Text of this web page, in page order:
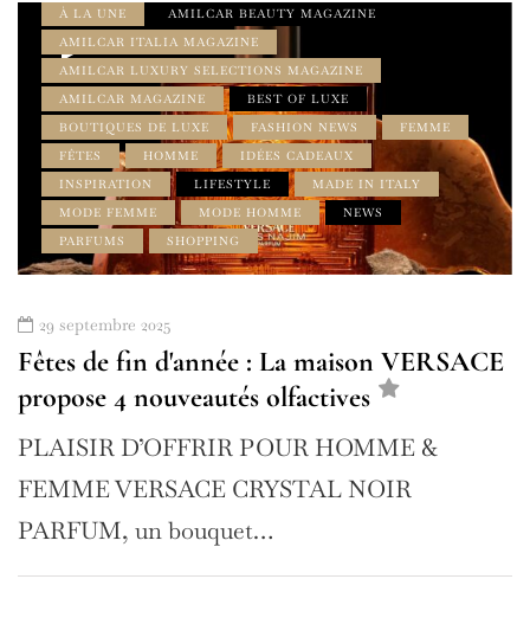
À LA UNE
AMILCAR BEAUTY MAGAZINE
AMILCAR ITALIA MAGAZINE
AMILCAR LUXURY SELECTIONS MAGAZINE
AMILCAR MAGAZINE
BEST OF LUXE
BOUTIQUES DE LUXE
FASHION NEWS
FEMME
FÊTES
HOMME
IDÉES CADEAUX
INSPIRATION
LIFESTYLE
MADE IN ITALY
MODE FEMME
MODE HOMME
NEWS
PARFUMS
SHOPPING
29 septembre 2025
Fêtes de fin d'année : La maison VERSACE
propose 4 nouveautés olfactives
PLAISIR D’OFFRIR POUR HOMME &
FEMME VERSACE CRYSTAL NOIR
PARFUM, un bouquet…